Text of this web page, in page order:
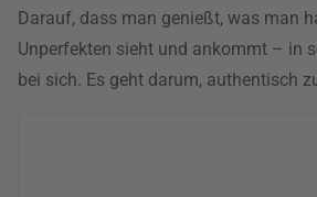
Darauf, dass man genießt, was man
Unperfekten sieht und ankommt – in
bei sich. Es geht darum, authentisch